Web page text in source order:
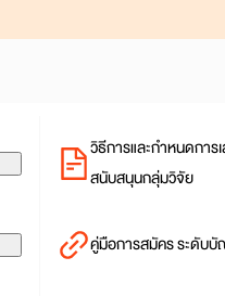
วิธีการและกำหนดกา
สนับสนุนกลุ่มวิจัย
คู่มือการสมัคร ระดับ